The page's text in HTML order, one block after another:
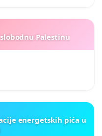
Palestinu
energetskih pića u